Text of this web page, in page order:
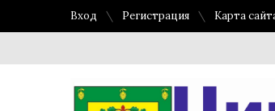
Вход Регистрация Карта